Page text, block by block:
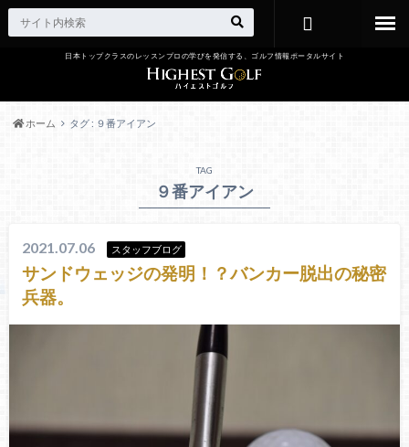
日本トップクラスのレッスンプロの学びを発信する、ゴルフ情報ポータルサイト
ホーム タグ : ９番アイアン
TAG
９番アイアン
2021.07.06 スタッフブログ
サンドウェッジの発明！？バンカー脱出の秘密
兵器。